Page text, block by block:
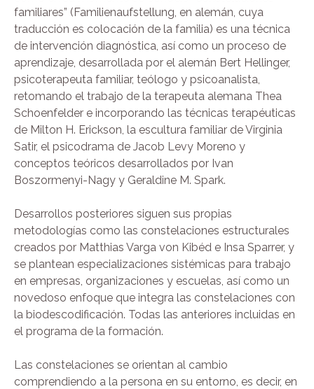
familiares” (Familienaufstellung, en alemán, cuya
traducción es colocación de la familia) es una técnica
de intervención diagnóstica, así como un proceso de
aprendizaje, desarrollada por el alemán Bert Hellinger,
psicoterapeuta familiar, teólogo y psicoanalista,
retomando el trabajo de la terapeuta alemana Thea
Schoenfelder e incorporando las técnicas terapéuticas
de Milton H. Erickson, la escultura familiar de Virginia
Satir, el psicodrama de Jacob Levy Moreno y
conceptos teóricos desarrollados por Ivan
Boszormenyi-Nagy y Geraldine M. Spark.
Desarrollos posteriores siguen sus propias
metodologías como las constelaciones estructurales
creados por Matthias Varga von Kibéd e Insa Sparrer, y
se plantean especializaciones sistémicas para trabajo
en empresas, organizaciones y escuelas, así como un
novedoso enfoque que integra las constelaciones con
la biodescodificación. Todas las anteriores incluidas en
el programa de la formación.
Las constelaciones se orientan al cambio
comprendiendo a la persona en su entorno, es decir, en